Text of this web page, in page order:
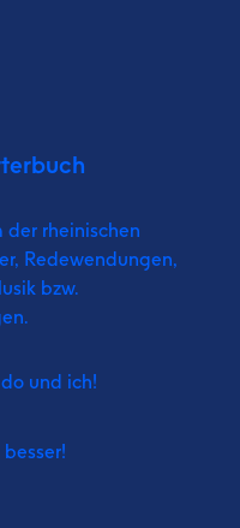
der rheinischen
Redewendungen,
bzw.
und ich!